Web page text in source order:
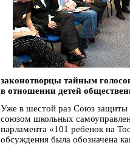
законотворцы тайным
в отношении детей
Уже в шестой раз Союз защиты
союзом школьных
парламента «101 ребенок на
обсуждения была обозначена